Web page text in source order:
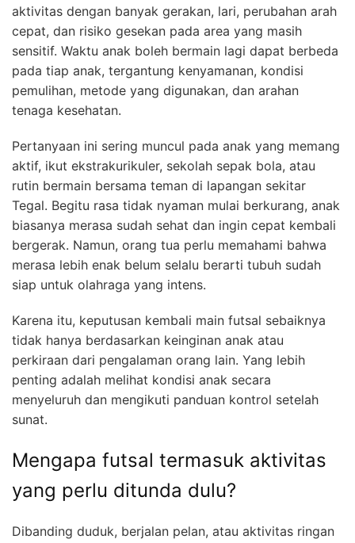
aktivitas dengan banyak gerakan, lari, perubahan arah
cepat, dan risiko gesekan pada area yang masih
sensitif. Waktu anak boleh bermain lagi dapat berbeda
pada tiap anak, tergantung kenyamanan, kondisi
pemulihan, metode yang digunakan, dan arahan
tenaga kesehatan.
Pertanyaan ini sering muncul pada anak yang memang
aktif, ikut ekstrakurikuler, sekolah sepak bola, atau
rutin bermain bersama teman di lapangan sekitar
Tegal. Begitu rasa tidak nyaman mulai berkurang, anak
biasanya merasa sudah sehat dan ingin cepat kembali
bergerak. Namun, orang tua perlu memahami bahwa
merasa lebih enak belum selalu berarti tubuh sudah
siap untuk olahraga yang intens.
Karena itu, keputusan kembali main futsal sebaiknya
tidak hanya berdasarkan keinginan anak atau
perkiraan dari pengalaman orang lain. Yang lebih
penting adalah melihat kondisi anak secara
menyeluruh dan mengikuti panduan kontrol setelah
sunat.
Mengapa futsal termasuk aktivitas
yang perlu ditunda dulu?
Dibanding duduk, berjalan pelan, atau aktivitas ringan